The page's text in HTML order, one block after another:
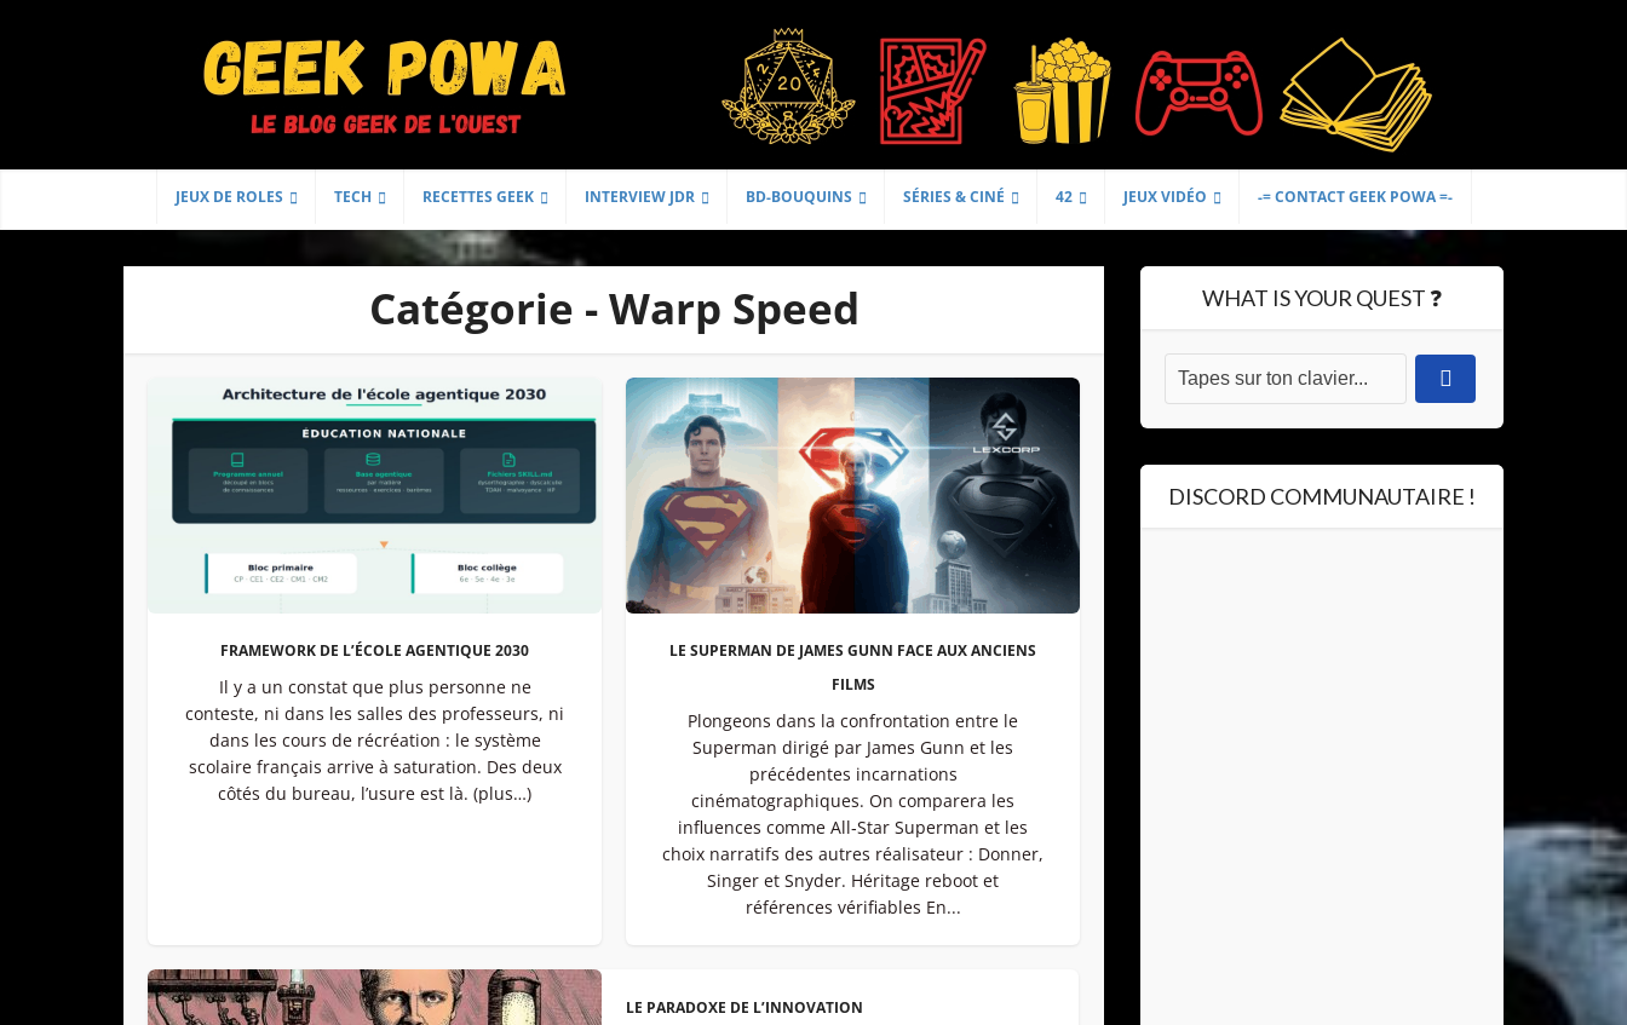
JEUX DE ROLES TECH RECETTES GEEK INTERVIEW JDR BD-BOUQUINS SÉRIES & CINÉ 42 JEUX VIDÉO -= CONTACT GEEK POWA =-
Catégorie - Warp Speed
FRAMEWORK DE L’ÉCOLE AGENTIQUE 2030
Il y a un constat que plus personne ne
conteste, ni dans les salles des professeurs, ni
dans les cours de récréation : le système
scolaire français arrive à saturation. Des deux
côtés du bureau, l’usure est là. (plus…)
LE SUPERMAN DE JAMES GUNN FACE AUX ANCIENS
FILMS
Plongeons dans la confrontation entre le
Superman dirigé par James Gunn et les
précédentes incarnations
cinématographiques. On comparera les
influences comme All‑Star Superman et les
choix narratifs des autres réalisateur : Donner,
Singer et Snyder. Héritage reboot et
références vérifiables En...
LE PARADOXE DE L’INNOVATION
WHAT IS YOUR QUEST ❓
DISCORD COMMUNAUTAIRE !